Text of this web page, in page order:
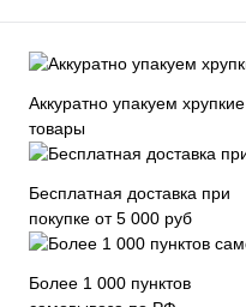
Аккуратно упакуем хрупкие
товары
Бесплатная доставка при
покупке от 5 000 руб
Более 1 000 пунктов